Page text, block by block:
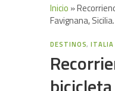
Inicio »
Favignana,
DESTINOS,ITALIA